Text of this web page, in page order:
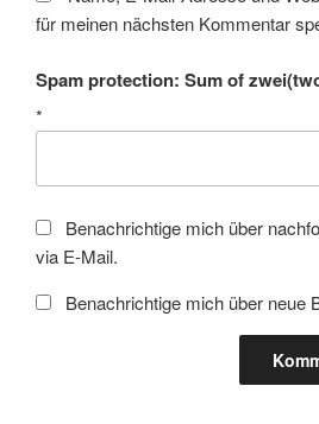
für meinen nächsten Kommentar
Spam protection: Sum of
*
Benachrichtige mich über
via E-Mail.
Benachrichtige mich über neue